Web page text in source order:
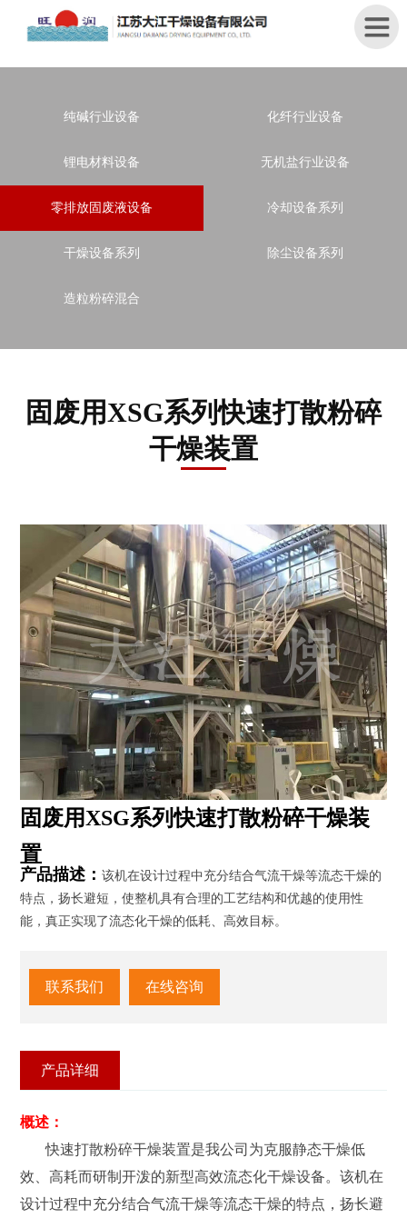
首
我
们
品
闻
资
案
例
客
户
服
务
联
们
纯碱行业设备 化纤行业设备
锂电材料设备 无机盐行业设备
零排放固废液设备 冷却设备系列
干燥设备系列 除尘设备系列
造粒粉碎混合
固废用XSG系列快速打散粉碎
干燥装置
固废用XSG系列快速打散粉碎干燥装
置
产品描述：该机在设计过程中充分结合气流干燥等流态干燥的
特点，扬长避短，使整机具有合理的工艺结构和优越的使用性
能，真正实现了流态化干燥的低耗、高效目标。
联系我们 在线咨询
产品详细
概述：
快速打散粉碎干燥装置是我公司为克服静态干燥低
效、高耗而研制开泼的新型高效流态化干燥设备。该机在
设计过程中充分结合气流干燥等流态干燥的特点，扬长避